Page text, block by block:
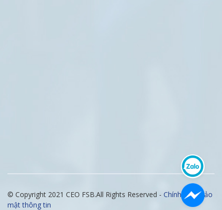
© Copyright 2021 CEO FSB.All Rights Reserved - Chính sách bảo
mật thông tin